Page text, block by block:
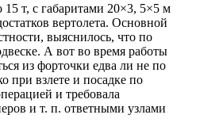
т, с габаритами 20×3, 5×5 м
вертолета. Основной
выяснилось, что по
А вот во время работы
из форточки едва ли не по
при взлете и посадке по
и требовала
и т. п. ответными узлами